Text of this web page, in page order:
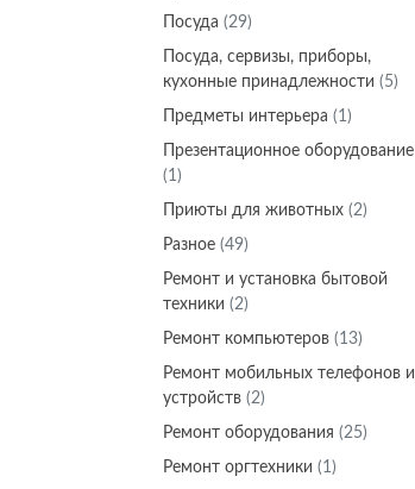
Посуда (29)
Посуда, сервизы, приборы,
кухонные принадлежности (5)
Предметы интерьера (1)
Презентационное оборудование
(1)
Приюты для животных (2)
Разное (49)
Ремонт и установка бытовой
техники (2)
Ремонт компьютеров (13)
Ремонт мобильных телефонов и
устройств (2)
Ремонт оборудования (25)
Ремонт оргтехники (1)